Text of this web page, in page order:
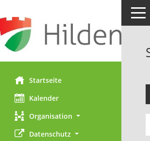
Startseite
Kalender
Organisation
Datenschutz